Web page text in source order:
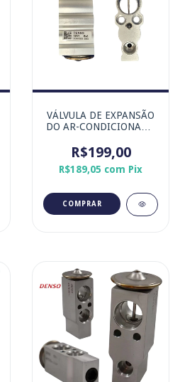
VÁLVULA DE EXPANSÃO
DO AR-CONDICIONADO
ORIGINAL DENSO
R$199,00
R$189,05 com Pix